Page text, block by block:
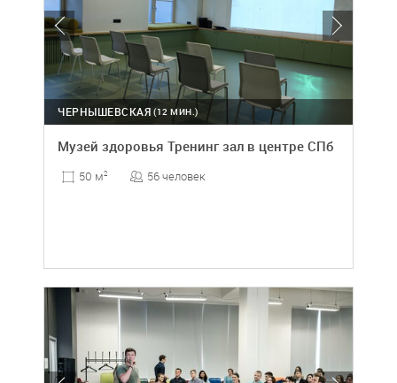
(12 МИН.)
ЧЕРНЫШЕВСКАЯ
Музей здоровья Тренинг зал в центре СПб
50 м2 56 человек